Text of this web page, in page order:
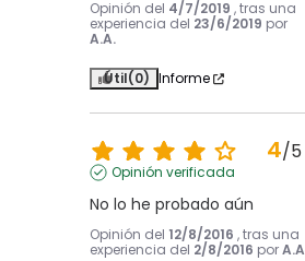
Opinión del 4/7/2019 , tras una
experiencia del 23/6/2019 por
A.A.
Útil(0) Informe
4/5
Opinión verificada
No lo he probado aún
Opinión del 12/8/2016 , tras una
experiencia del 2/8/2016 por